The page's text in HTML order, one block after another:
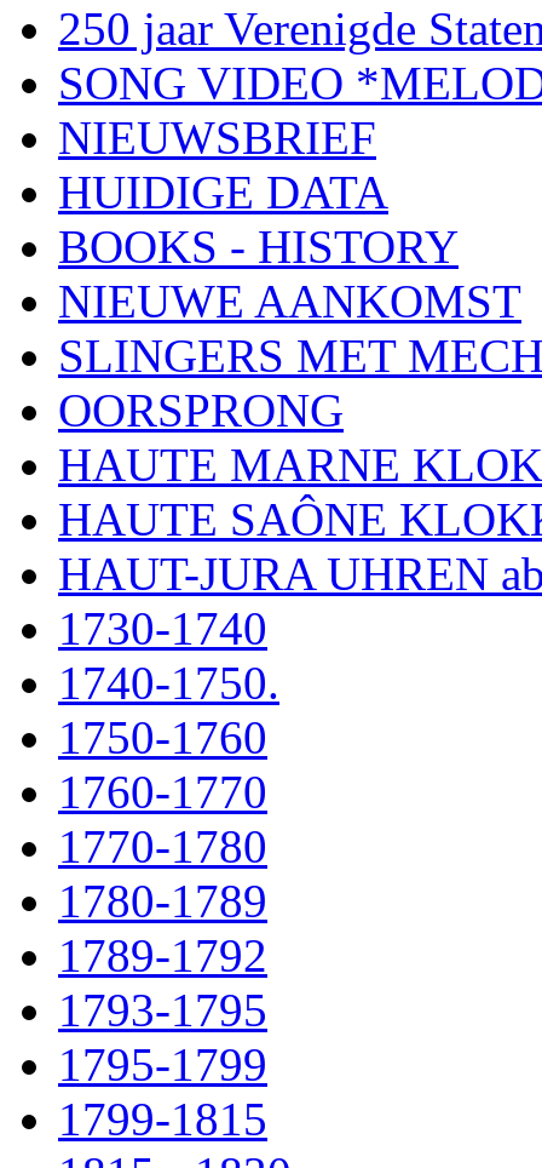
250 jaar Verenigde
SONG VIDEO
NIEUWSBRIEF
HUIDIGE DATA
BOOKS - HISTORY
NIEUWE AANKOMST
SLINGERS MET
OORSPRONG
HAUTE MARNE
HAUTE SAÔNE
HAUT-JURA UHREN
1730-1740
1740-1750.
1750-1760
1760-1770
1770-1780
1780-1789
1789-1792
1793-1795
1795-1799
1799-1815